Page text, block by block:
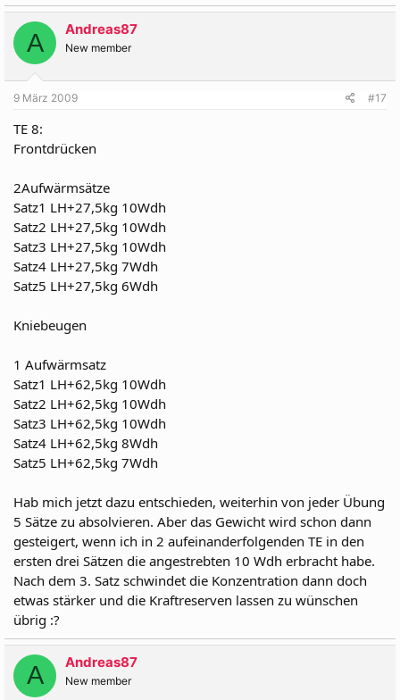
A Andreas87
New member
9 März 2009 #17
TE 8:
Frontdrücken
2Aufwärmsätze
Satz1 LH+27,5kg 10Wdh
Satz2 LH+27,5kg 10Wdh
Satz3 LH+27,5kg 10Wdh
Satz4 LH+27,5kg 7Wdh
Satz5 LH+27,5kg 6Wdh
Kniebeugen
1 Aufwärmsatz
Satz1 LH+62,5kg 10Wdh
Satz2 LH+62,5kg 10Wdh
Satz3 LH+62,5kg 10Wdh
Satz4 LH+62,5kg 8Wdh
Satz5 LH+62,5kg 7Wdh
Hab mich jetzt dazu entschieden, weiterhin von jeder Übung
5 Sätze zu absolvieren. Aber das Gewicht wird schon dann
gesteigert, wenn ich in 2 aufeinanderfolgenden TE in den
ersten drei Sätzen die angestrebten 10 Wdh erbracht habe.
Nach dem 3. Satz schwindet die Konzentration dann doch
etwas stärker und die Kraftreserven lassen zu wünschen
übrig :?
A Andreas87
New member